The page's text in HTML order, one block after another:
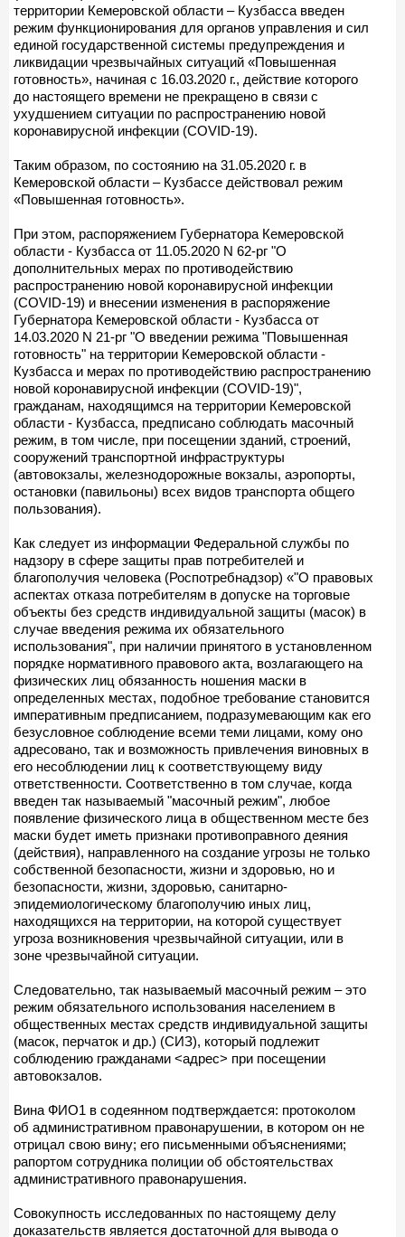
территории Кемеровской области – Кузбасса введен
режим функционирования для органов управления и сил
единой государственной системы предупреждения и
ликвидации чрезвычайных ситуаций «Повышенная
готовность», начиная с 16.03.2020 г., действие которого
до настоящего времени не прекращено в связи с
ухудшением ситуации по распространению новой
коронавирусной инфекции (COVID-19).
Таким образом, по состоянию на 31.05.2020 г. в
Кемеровской области – Кузбассе действовал режим
«Повышенная готовность».
При этом, распоряжением Губернатора Кемеровской
области - Кузбасса от 11.05.2020 N 62-рг "О
дополнительных мерах по противодействию
распространению новой коронавирусной инфекции
(COVID-19) и внесении изменения в распоряжение
Губернатора Кемеровской области - Кузбасса от
14.03.2020 N 21-рг "О введении режима "Повышенная
готовность" на территории Кемеровской области -
Кузбасса и мерах по противодействию распространению
новой коронавирусной инфекции (COVID-19)",
гражданам, находящимся на территории Кемеровской
области - Кузбасса, предписано соблюдать масочный
режим, в том числе, при посещении зданий, строений,
сооружений транспортной инфраструктуры
(автовокзалы, железнодорожные вокзалы, аэропорты,
остановки (павильоны) всех видов транспорта общего
пользования).
Как следует из информации Федеральной службы по
надзору в сфере защиты прав потребителей и
благополучия человека (Роспотребнадзор) «"О правовых
аспектах отказа потребителям в допуске на торговые
объекты без средств индивидуальной защиты (масок) в
случае введения режима их обязательного
использования", при наличии принятого в установленном
порядке нормативного правового акта, возлагающего на
физических лиц обязанность ношения маски в
определенных местах, подобное требование становится
императивным предписанием, подразумевающим как его
безусловное соблюдение всеми теми лицами, кому оно
адресовано, так и возможность привлечения виновных в
его несоблюдении лиц к соответствующему виду
ответственности. Соответственно в том случае, когда
введен так называемый "масочный режим", любое
появление физического лица в общественном месте без
маски будет иметь признаки противоправного деяния
(действия), направленного на создание угрозы не только
собственной безопасности, жизни и здоровью, но и
безопасности, жизни, здоровью, санитарно-
эпидемиологическому благополучию иных лиц,
находящихся на территории, на которой существует
угроза возникновения чрезвычайной ситуации, или в
зоне чрезвычайной ситуации.
Следовательно, так называемый масочный режим – это
режим обязательного использования населением в
общественных местах средств индивидуальной защиты
(масок, перчаток и др.) (СИЗ), который подлежит
соблюдению гражданами <адрес> при посещении
автовокзалов.
Вина ФИО1 в содеянном подтверждается: протоколом
об административном правонарушении, в котором он не
отрицал свою вину; его письменными объяснениями;
рапортом сотрудника полиции об обстоятельствах
административного правонарушения.
Совокупность исследованных по настоящему делу
доказательств является достаточной для вывода о